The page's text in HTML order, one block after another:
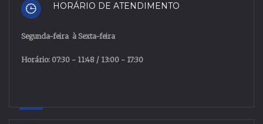
HORÁRIO DE ATENDIMENTO
Segunda-feira à Sexta-feira
Horário: 07:30 - 11:48 / 13:00 - 17:30